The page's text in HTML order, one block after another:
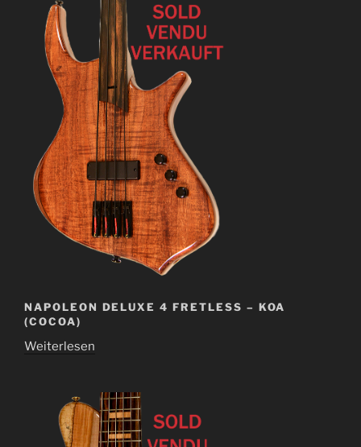
NAPOLEON DELUXE 4 FRETLESS – KOA
(COCOA)
Weiterlesen